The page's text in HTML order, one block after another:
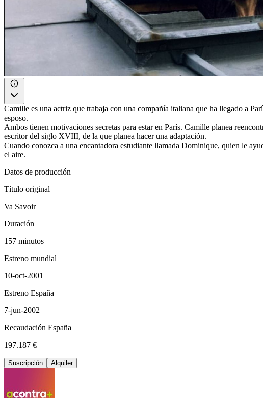
Camille es una actriz que trabaja con una compañía italiana que ha llegado a
esposo.
Ambos tienen motivaciones secretas para estar en París. Camille planea
escritor del siglo XVIII, de la que planea hacer una adaptación.
Cuando conozca a una encantadora estudiante llamada Dominique, quien le
el aire.
Datos de producción
Título original
Va Savoir
Duración
157 minutos
Estreno mundial
10-oct-2001
Estreno España
7-jun-2002
Recaudación España
197.187 €
Suscripción Alquiler